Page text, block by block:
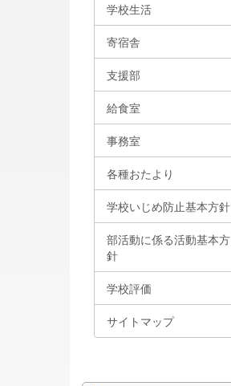
学校生活
寄宿舎
支援部
給食室
事務室
各種おたより
学校いじめ防止基本方針
部活動に係る活動基本方
針
学校評価
サイトマップ